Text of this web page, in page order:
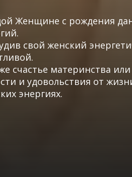
Женщине с рождения
свой женский
счастье материнства
и удовольствия от
энергиях.